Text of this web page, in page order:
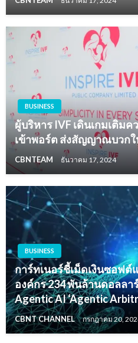
BUSINESS
ผู้บริหาร IVF เดินเกมเติม
เข้าพอร์ต ส่งสัญญาณบวก
CBNTEAM ธันวาคม 17, 2024
BUSINESS
การ์ทเนอร์ชี้เม็ดเงินซอฟต์
องค์กร 234 พันล้านดอลลา
Agentic AI ‘Agentic
CBNT CHANNEL กรกฎาคม 20,